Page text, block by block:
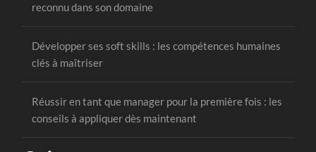
reconnu dans son domaine
Développer ses soft skills : les compétences humaines
clés à maîtriser
Réussir en tant que manager pour la première fois : les
conseils à appliquer dès maintenant